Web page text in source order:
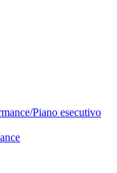
Piano esecutivo